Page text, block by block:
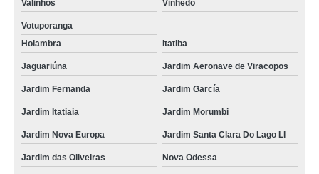
Valinhos Vinhedo
Votuporanga
Holambra
Itatiba
Jaguariúna Jardim Aeronave de Viracopos
Jardim Fernanda Jardim García
Jardim Itatiaia Jardim Morumbi
Jardim Nova Europa Jardim Santa Clara Do Lago Ll
Jardim das Oliveiras Nova Odessa